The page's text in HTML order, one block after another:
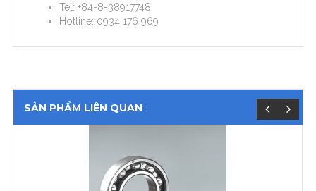
Tel: +84-8-38917748
Hotline: 0934 176 969
SẢN PHẨM LIÊN QUAN